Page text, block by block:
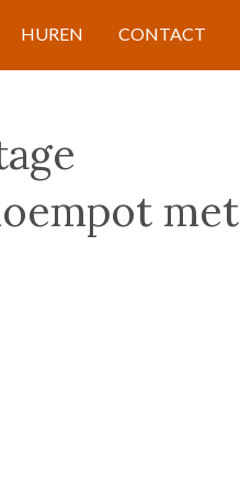
HUREN CONTACT
met